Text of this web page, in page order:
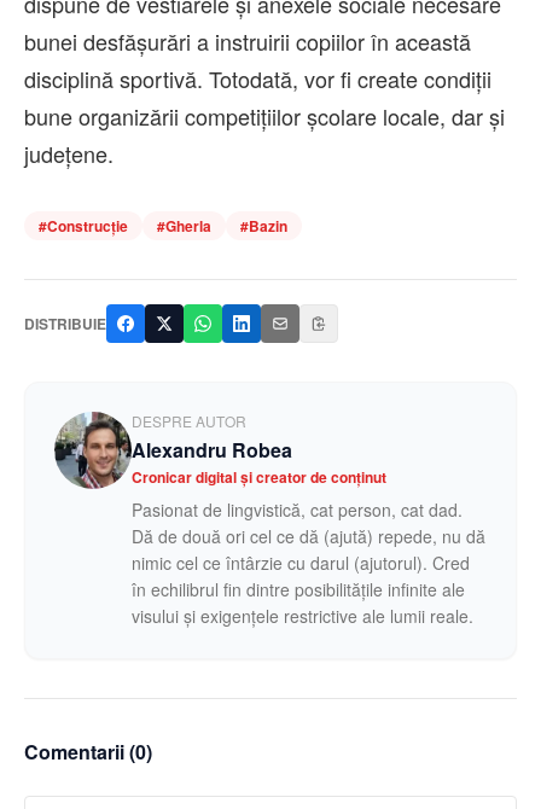
bunei desfășurări a instruirii copiilor în această
disciplină sportivă. Totodată, vor fi create condiții
bune organizării competițiilor școlare locale, dar și
județene.
#Construcție #Gherla #Bazin
DISTRIBUIE
DESPRE AUTOR
Alexandru Robea
Cronicar digital și creator de conținut
Pasionat de lingvistică, cat person, cat dad.
Dă de două ori cel ce dă (ajută) repede, nu dă
nimic cel ce întârzie cu darul (ajutorul). Cred
în echilibrul fin dintre posibilitățile infinite ale
visului și exigențele restrictive ale lumii reale.
Comentarii (0)